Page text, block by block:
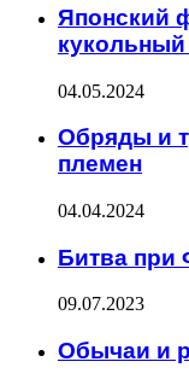
Японский
04.05.2024
Обряды и
племен
04.04.2024
Битва при
09.07.2023
Обычаи и